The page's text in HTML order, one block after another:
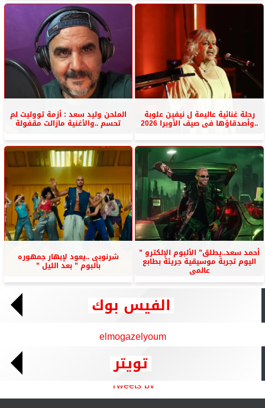
رحلة غنائية عاليمة ل نيفين علوبة
..وأصدقاؤها فى صيف الأوبرا 2026
الملحن وليد سعد : أزمة تووليت لم
تحسم ..والأغنية مازالت مقفولة
أحمد سعد..يطلق” الألبوم الإلكترو ”
اليوم تجربة موسيقية جريئة بطابع
عالمى
شرنوبى ..يعود لإبهار جمهوره
بألبوم ” بعد الليل ”
الفيس بوك
elmogazelyoum
تويتر
Tweets by